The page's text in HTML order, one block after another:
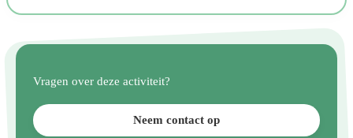
Vragen over deze activiteit?
Neem contact op